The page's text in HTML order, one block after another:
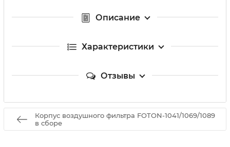
Описание
Характеристики
Отзывы
Корпус воздушного фильтра FOTON-1041/1069/1089
в сборе